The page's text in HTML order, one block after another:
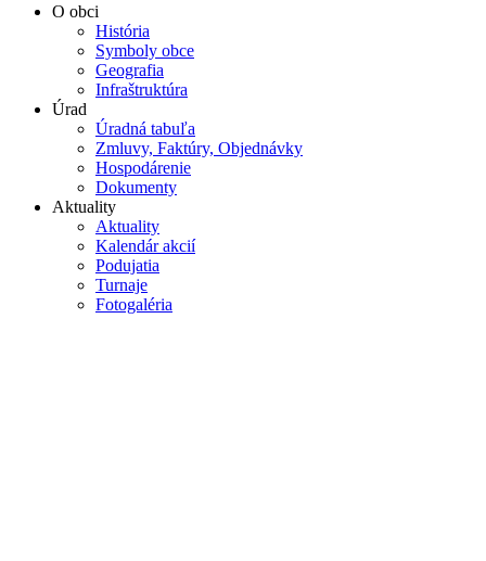
O obci
História
Symboly obce
Geografia
Infraštruktúra
Úrad
Úradná tabuľa
Zmluvy, Faktúry, Objednávky
Hospodárenie
Dokumenty
Aktuality
Aktuality
Kalendár akcií
Podujatia
Turnaje
Fotogaléria